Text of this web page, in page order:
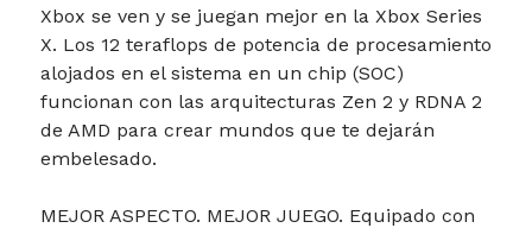
Xbox se ven y se juegan mejor en la Xbox Series
X. Los 12 teraflops de potencia de procesamiento
alojados en el sistema en un chip (SOC)
funcionan con las arquitecturas Zen 2 y RDNA 2
de AMD para crear mundos que te dejarán
embelesado.
MEJOR ASPECTO. MEJOR JUEGO. Equipado con